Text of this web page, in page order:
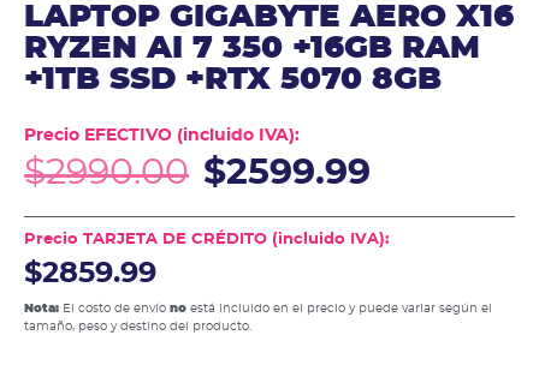
LAPTOP GIGABYTE AERO X16
RYZEN AI 7 350 +16GB RAM
+1TB SSD +RTX 5070 8GB
Precio EFECTIVO (incluido IVA):
$2990.00 $2599.99
Precio TARJETA DE CRÉDITO (incluido IVA):
$2859.99
Nota: El costo de envío no está incluido en el precio y puede variar según el
tamaño, peso y destino del producto.